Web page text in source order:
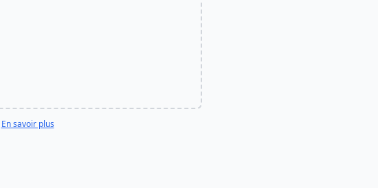
En savoir plus